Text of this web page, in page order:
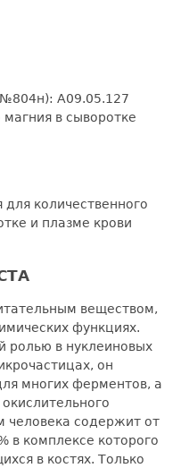
A09.05.127
в сыворотке
для количественного
и плазме крови
веществом,
функциях.
ролью в нуклеиновых
он
многих ферментов, а
человека содержит от
в комплексе которого
в костях. Только